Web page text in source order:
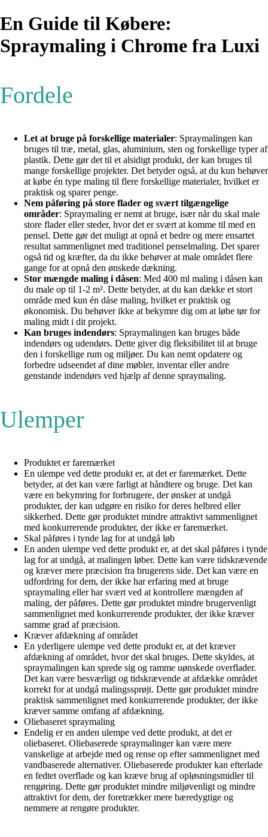
En Guide til Købere:
Spraymaling i Chrome fra Luxi
Fordele
Let at bruge på forskellige materialer: Spraymalingen kan
bruges til træ, metal, glas, aluminium, sten og forskellige typer af
plastik. Dette gør det til et alsidigt produkt, der kan bruges til
mange forskellige projekter. Det betyder også, at du kun behøver
at købe én type maling til flere forskellige materialer, hvilket er
praktisk og sparer penge.
Nem påføring på store flader og svært tilgængelige
områder: Spraymaling er nemt at bruge, især når du skal male
store flader eller steder, hvor det er svært at komme til med en
pensel. Dette gør det muligt at opnå et bedre og mere ensartet
resultat sammenlignet med traditionel penselmaling. Det sparer
også tid og kræfter, da du ikke behøver at male området flere
gange for at opnå den ønskede dækning.
Stor mængde maling i dåsen: Med 400 ml maling i dåsen kan
du male op til 1-2 m². Dette betyder, at du kan dække et stort
område med kun én dåse maling, hvilket er praktisk og
økonomisk. Du behøver ikke at bekymre dig om at løbe tør for
maling midt i dit projekt.
Kan bruges indendørs: Spraymalingen kan bruges både
indendørs og udendørs. Dette giver dig fleksibilitet til at bruge
den i forskellige rum og miljøer. Du kan nemt opdatere og
forbedre udseendet af dine møbler, inventar eller andre
genstande indendørs ved hjælp af denne spraymaling.
Ulemper
Produktet er faremærket
En ulempe ved dette produkt er, at det er faremærket. Dette
betyder, at det kan være farligt at håndtere og bruge. Det kan
være en bekymring for forbrugere, der ønsker at undgå
produkter, der kan udgøre en risiko for deres helbred eller
sikkerhed. Dette gør produktet mindre attraktivt sammenlignet
med konkurrerende produkter, der ikke er faremærket.
Skal påføres i tynde lag for at undgå løb
En anden ulempe ved dette produkt er, at det skal påføres i tynde
lag for at undgå, at malingen løber. Dette kan være tidskrævende
og kræver mere præcision fra brugerens side. Det kan være en
udfordring for dem, der ikke har erfaring med at bruge
spraymaling eller har svært ved at kontrollere mængden af
maling, der påføres. Dette gør produktet mindre brugervenligt
sammenlignet med konkurrerende produkter, der ikke kræver
samme grad af præcision.
Kræver afdækning af området
En yderligere ulempe ved dette produkt er, at det kræver
afdækning af området, hvor det skal bruges. Dette skyldes, at
spraymalingen kan sprede sig og ramme uønskede overflader.
Det kan være besværligt og tidskrævende at afdække området
korrekt for at undgå malingssprøjt. Dette gør produktet mindre
praktisk sammenlignet med konkurrerende produkter, der ikke
kræver samme omfang af afdækning.
Oliebaseret spraymaling
Endelig er en anden ulempe ved dette produkt, at det er
oliebaseret. Oliebaserede spraymalinger kan være mere
vanskelige at arbejde med og rense op efter sammenlignet med
vandbaserede alternativer. Oliebaserede produkter kan efterlade
en fedtet overflade og kan kræve brug af opløsningsmidler til
rengøring. Dette gør produktet mindre miljøvenligt og mindre
attraktivt for dem, der foretrækker mere bæredygtige og
nemmere at rengøre produkter.